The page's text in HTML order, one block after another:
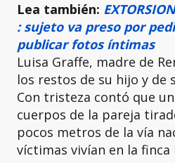
Lea también:
: sujeto va preso por
publicar fotos íntimas
Luisa Graffe, madre de
los restos de su hijo y de
Con tristeza contó que
cuerpos de la pareja
pocos metros de la vía
víctimas vivían en la finca